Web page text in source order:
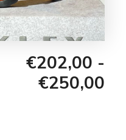
€202,00 -
€250,00